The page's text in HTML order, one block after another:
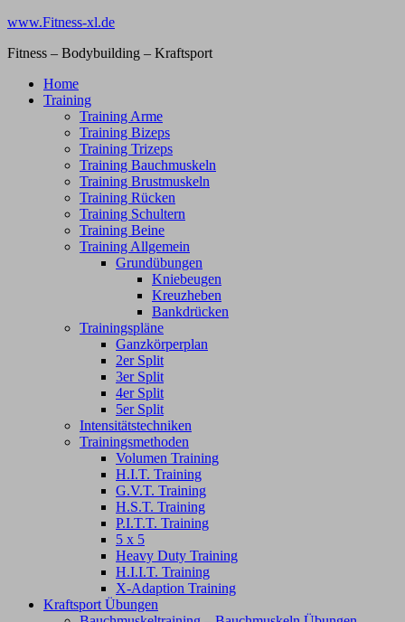
Zum
springen
www.Fitness-xl.de
Fitness – Bodybuilding – Kraftsport
Home
Training
Training Arme
Training Bizeps
Training Trizeps
Training Bauchmuskeln
Training Brustmuskeln
Training Rücken
Training Schultern
Training Beine
Training Allgemein
Grundübungen
Kniebeugen
Kreuzheben
Bankdrücken
Trainingspläne
Ganzkörperplan
2er Split
3er Split
4er Split
5er Split
Intensitätstechniken
Trainingsmethoden
Volumen Training
H.I.T. Training
G.V.T. Training
H.S.T. Training
P.I.T.T. Training
5 x 5
Heavy Duty Training
H.I.I.T. Training
X-Adaption Training
Kraftsport Übungen